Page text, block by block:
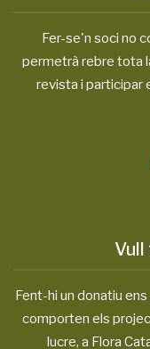
Fer-se'n soci no
permetrà rebre tota
revista i participar
Vull
Fent-hi un donatiu
comporten els
lucre, a Flora